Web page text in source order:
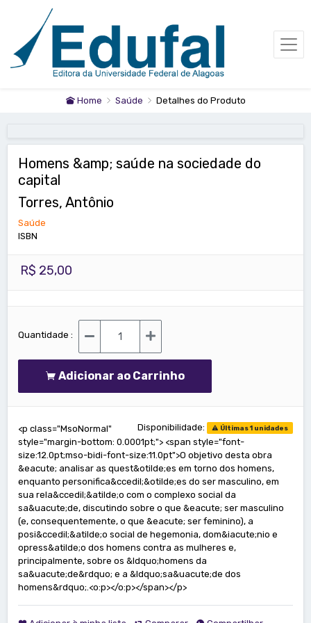
Home Saúde Detalhes do Produto
Homens &amp; saúde na sociedade do
capital
Torres, Antônio
Saúde
ISBN
R$ 25,00
Quantidade :
Adicionar ao Carrinho
Disponibilidade: Últimas 1 unidades
<p class="MsoNormal"
style="margin-bottom: 0.0001pt;"> <span style="font-
size:12.0pt;mso-bidi-font-size:11.0pt">O objetivo desta obra
&eacute; analisar as quest&otilde;es em torno dos homens,
enquanto personifica&ccedil;&otilde;es do ser masculino, em
sua rela&ccedil;&atilde;o com o complexo social da
sa&uacute;de, discutindo sobre o que &eacute; ser masculino
(e, consequentemente, o que &eacute; ser feminino), a
posi&ccedil;&atilde;o social de hegemonia, dom&iacute;nio e
opress&atilde;o dos homens contra as mulheres e,
principalmente, sobre os &ldquo;homens da
sa&uacute;de&rdquo; e a &ldquo;sa&uacute;de dos
homens&rdquo;.<o:p></o:p></span></p>